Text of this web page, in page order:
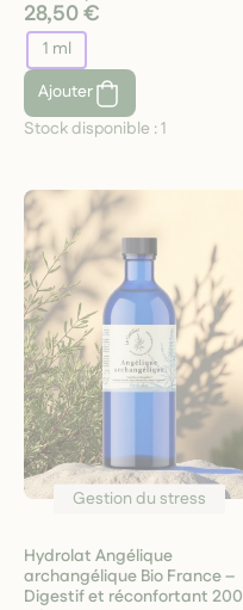
28,50 €
1 ml
Ajouter
Stock disponible :1
Gestion du stress
Hydrolat Angélique
archangélique Bio France –
Digestif et réconfortant 200